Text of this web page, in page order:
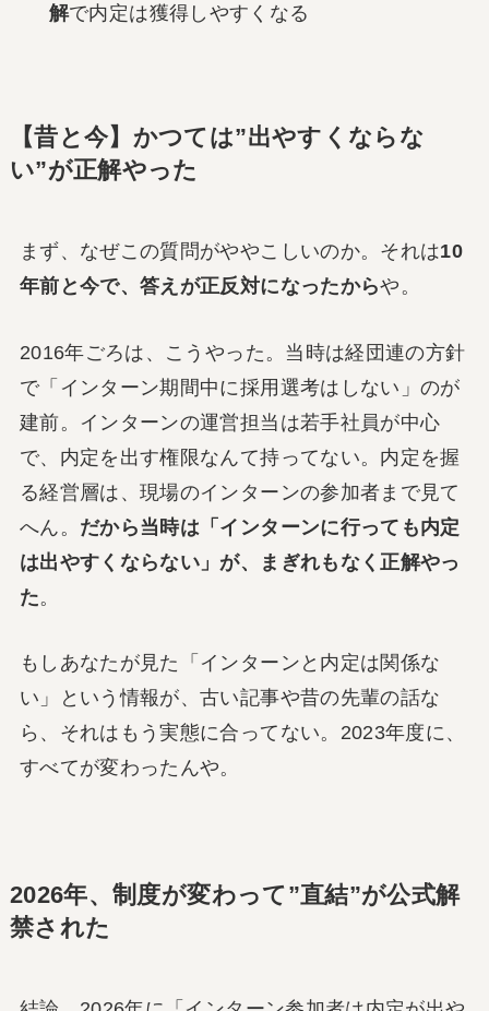
解で内定は獲得しやすくなる
【昔と今】かつては”出やすくならな
い”が正解やった
まず、なぜこの質問がややこしいのか。それは10
年前と今で、答えが正反対になったからや。
2016年ごろは、こうやった。当時は経団連の方針
で「インターン期間中に採用選考はしない」のが
建前。インターンの運営担当は若手社員が中心
で、内定を出す権限なんて持ってない。内定を握
る経営層は、現場のインターンの参加者まで見て
へん。 だから当時は「インターンに行っても内定
は出やすくならない」が、まぎれもなく正解やっ
た。
もしあなたが見た「インターンと内定は関係な
い」という情報が、古い記事や昔の先輩の話な
ら、それはもう実態に合ってない。2023年度に、
すべてが変わったんや。
2026年、制度が変わって”直結”が公式解
禁された